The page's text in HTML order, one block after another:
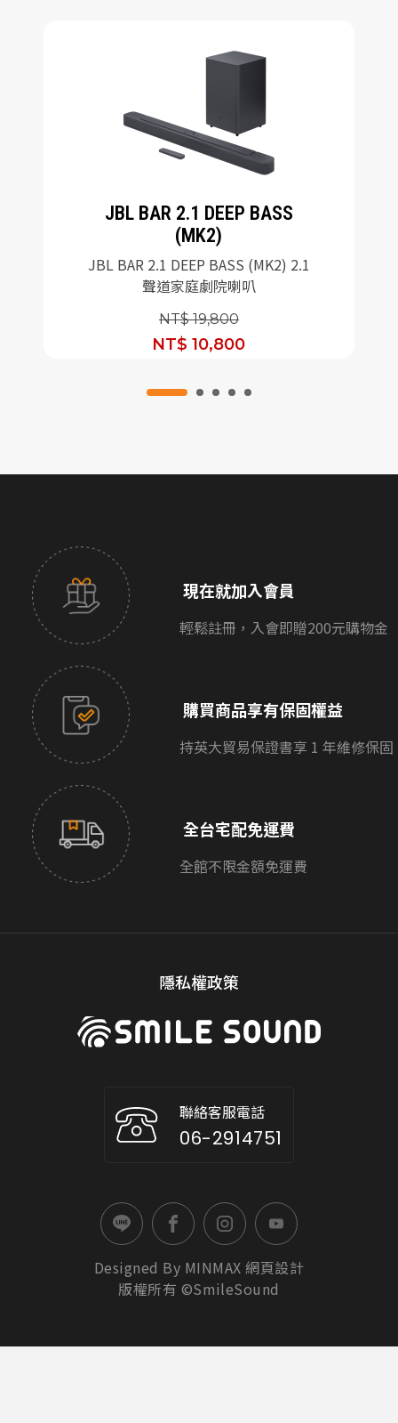
JBL BAR 2.1 DEEP BASS
(MK2)
JBL BAR 2.1 DEEP BASS (MK2) 2.1
聲道家庭劇院喇叭
NT$ 19,800
NT$ 10,800
現在就加入會員
輕鬆註冊，入會即贈200元購物金
購買商品享有保固權益
持英大貿易保證書享 1 年維修保固
全台宅配免運費
全館不限金額免運費
隱私權政策
聯絡客服電話
06-2914751
Designed By MINMAX 網頁設計
版權所有 ©SmileSound